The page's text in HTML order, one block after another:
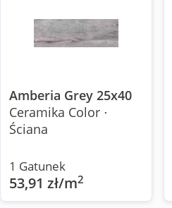
Amberia Grey 25x40
Ceramika Color ⋅
Ściana
1 Gatunek
53,91 zł/m2